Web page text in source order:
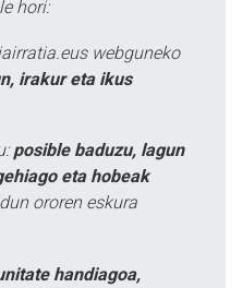
hori:
webguneko
irakur eta ikus
posible baduzu, lagun
eta hobeak
ororen eskura
handiagoa,